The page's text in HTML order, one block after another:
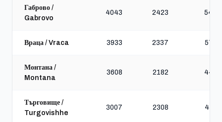
Габрово /
Gabrovo
4043 2423 5484
Враца / Vraca 3933 2337 5706
Монтана /
Montana
3608 2182 4499
Търговище /
Turgovishhe
3007 2308 4588